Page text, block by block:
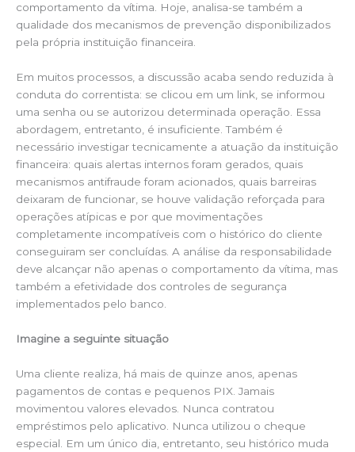
comportamento da vítima. Hoje, analisa-se também a
qualidade dos mecanismos de prevenção disponibilizados
pela própria instituição financeira.
Em muitos processos, a discussão acaba sendo reduzida à
conduta do correntista: se clicou em um link, se informou
uma senha ou se autorizou determinada operação. Essa
abordagem, entretanto, é insuficiente. Também é
necessário investigar tecnicamente a atuação da instituição
financeira: quais alertas internos foram gerados, quais
mecanismos antifraude foram acionados, quais barreiras
deixaram de funcionar, se houve validação reforçada para
operações atípicas e por que movimentações
completamente incompatíveis com o histórico do cliente
conseguiram ser concluídas. A análise da responsabilidade
deve alcançar não apenas o comportamento da vítima, mas
também a efetividade dos controles de segurança
implementados pelo banco.
Imagine a seguinte situação
Uma cliente realiza, há mais de quinze anos, apenas
pagamentos de contas e pequenos PIX. Jamais
movimentou valores elevados. Nunca contratou
empréstimos pelo aplicativo. Nunca utilizou o cheque
especial. Em um único dia, entretanto, seu histórico muda